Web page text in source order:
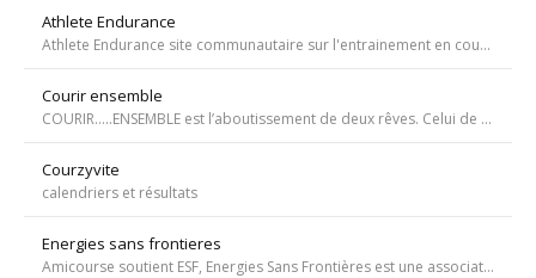
Athlete Endurance
Athlete Endurance site communautaire sur l'entrainement en course à pied
Courir ensemble
COURIR…..ENSEMBLE est l’aboutissement de deux rêves. Celui de Tiffany qui, malgré une tumeur à la jambe voulait participer à la course de l’Escalade et celui de Carole, animatrice bénévole de l’atelier de bricolage du service d’oncopédiatrie de l’Hôpital
Courzyvite
calendriers et résultats
Energies sans frontieres
Amicourse soutient ESF, Energies Sans Frontières est une association ayant pour objet l'aide au développement des pays les plus pauvres en favorisant l'accès à l'eau et à l'électricité